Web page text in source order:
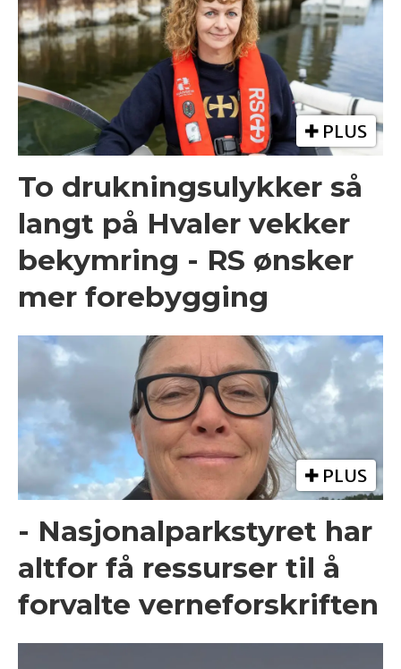
PLUS
To drukningsulykker så
langt på Hvaler vekker
bekymring - RS ønsker
mer forebygging
PLUS
- Nasjonalparkstyret har
altfor få ressurser til å
forvalte verneforskriften